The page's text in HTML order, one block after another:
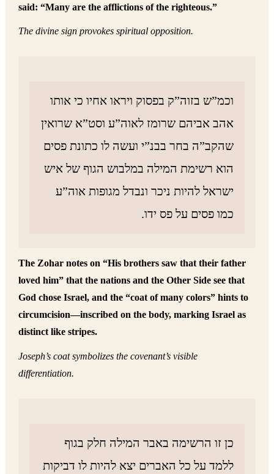
said: “Many are the afflictions of the righteous.”
The divine sign provokes spiritual opposition.
וכמ”ש בזוה”ק בפסוק ויראו אחיו כי אותו
אהב אביהם שרומז לאוה”ע וסט”א שרואין
שהקב”ה בחר בבנ”י ועשה לו כתונת פסים
הוא רשימת המילה במלבוש הגוף של איש
ישראל להיות ניכר ונבדל מגופות אוה”ע
כמו פסים על פס ידו.
The Zohar notes on “His brothers saw that their father
loved him” that the nations and the Other Side see that
God chose Israel, and the “coat of many colors” hints to
circumcision—inscribed on the body, marking Israel as
distinct like stripes.
Joseph’s coat symbolizes the covenant’s visible
differentiation.
כן זו הרשימה באבר המילה חלק בגוף
ללמד על כל האברים יצא להיות לו דביקות